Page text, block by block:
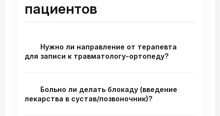
пациентов
Нужно ли направление от терапевта
для записи к травматологу-ортопеду?
можете записаться ко мне на приём
самостоятельно — как в частную
Больно ли делать блокаду (введение
лекарства в сустав/позвоночник)?